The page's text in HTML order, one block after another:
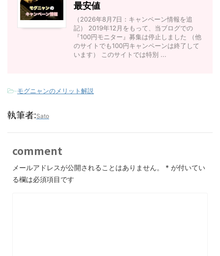
最安値
（2026年8月7日：キャンペーン情報を追
記） 2019年12月をもって、当ブログでの
『100円モニター』募集は停止しました （他
のサイトでも100円キャンペーンは終了して
います） このサイトでは特別 ...
-モグニャンのメリット解説
執筆者:Sato
comment
メールアドレスが公開されることはありません。 * が付いてい
る欄は必須項目です